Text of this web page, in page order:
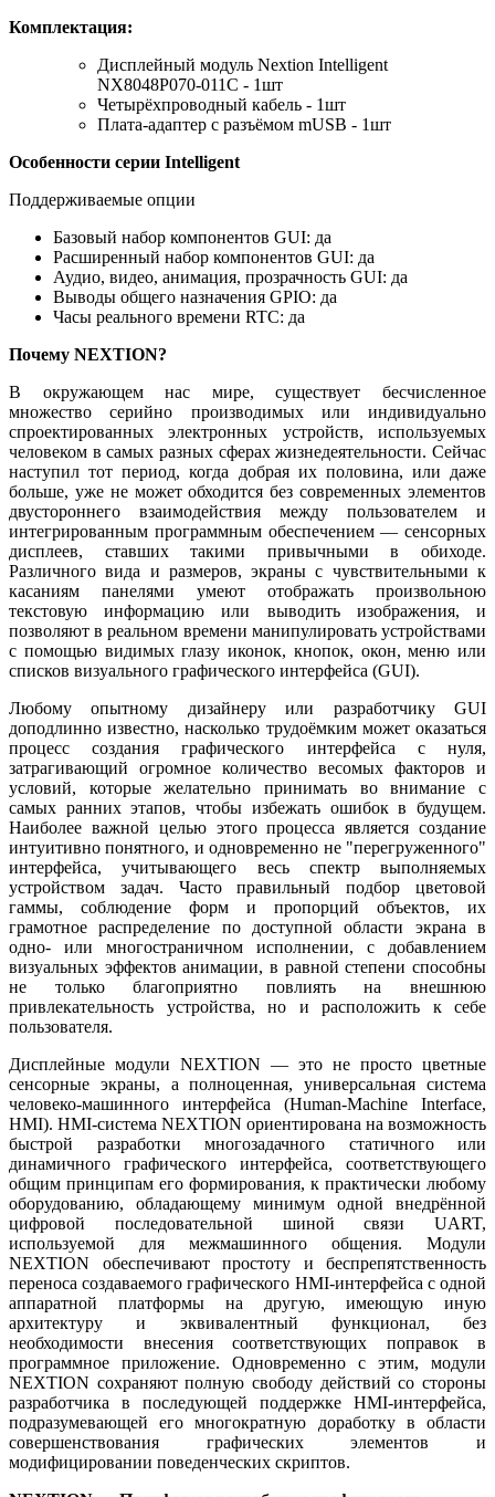
Комплектация:
Дисплейный модуль Nextion Intelligent
NX8048P070-011C - 1шт
Четырёхпроводный кабель - 1шт
Плата-адаптер с разъёмом mUSB - 1шт
Особенности серии Intelligent
Поддерживаемые опции
Базовый набор компонентов GUI: да
Расширенный набор компонентов GUI: да
Аудио, видео, анимация, прозрачность GUI: да
Выводы общего назначения GPIO: да
Часы реального времени RTC: да
Почему NEXTION?
В окружающем нас мире, существует бесчисленное
множество серийно производимых или индивидуально
спроектированных электронных устройств, используемых
человеком в самых разных сферах жизнедеятельности. Сейчас
наступил тот период, когда добрая их половина, или даже
больше, уже не может обходится без современных элементов
двустороннего взаимодействия между пользователем и
интегрированным программным обеспечением — сенсорных
дисплеев, ставших такими привычными в обиходе.
Различного вида и размеров, экраны с чувствительными к
касаниям панелями умеют отображать произвольною
текстовую информацию или выводить изображения, и
позволяют в реальном времени манипулировать устройствами
с помощью видимых глазу иконок, кнопок, окон, меню или
списков визуального графического интерфейса (GUI).
Любому опытному дизайнеру или разработчику GUI
доподлинно известно, насколько трудоёмким может оказаться
процесс создания графического интерфейса с нуля,
затрагивающий огромное количество весомых факторов и
условий, которые желательно принимать во внимание с
самых ранних этапов, чтобы избежать ошибок в будущем.
Наиболее важной целью этого процесса является создание
интуитивно понятного, и одновременно не "перегруженного"
интерфейса, учитывающего весь спектр выполняемых
устройством задач. Часто правильный подбор цветовой
гаммы, соблюдение форм и пропорций объектов, их
грамотное распределение по доступной области экрана в
одно- или многостраничном исполнении, с добавлением
визуальных эффектов анимации, в равной степени способны
не только благоприятно повлиять на внешнюю
привлекательность устройства, но и расположить к себе
пользователя.
Дисплейные модули NEXTION — это не просто цветные
сенсорные экраны, а полноценная, универсальная система
человеко-машинного интерфейса (Human-Machine Interface,
HMI). HMI-система NEXTION ориентирована на возможность
быстрой разработки многозадачного статичного или
динамичного графического интерфейса, соответствующего
общим принципам его формирования, к практически любому
оборудованию, обладающему минимум одной внедрённой
цифровой последовательной шиной связи UART,
используемой для межмашинного общения. Модули
NEXTION обеспечивают простоту и беспрепятственность
переноса создаваемого графического HMI-интерфейса с одной
аппаратной платформы на другую, имеющую иную
архитектуру и эквивалентный функционал, без
необходимости внесения соответствующих поправок в
программное приложение. Одновременно с этим, модули
NEXTION сохраняют полную свободу действий со стороны
разработчика в последующей поддержке HMI-интерфейса,
подразумевающей его многократную доработку в области
совершенствования графических элементов и
модифицировании поведенческих скриптов.